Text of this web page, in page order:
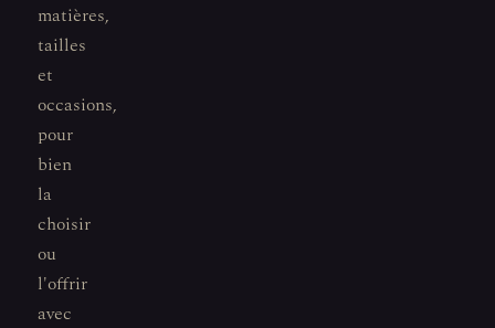
matières,
tailles
et
occasions,
pour
bien
la
choisir
ou
l'offrir
avec